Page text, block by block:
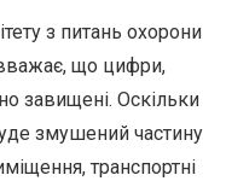
з питань охорони
що цифри,
завищені. Оскільки
змушений частину
транспортні